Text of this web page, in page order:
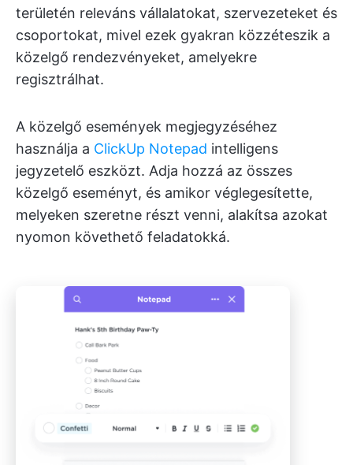
területén releváns vállalatokat, szervezeteket és
csoportokat, mivel ezek gyakran közzéteszik a
közelgő rendezvényeket, amelyekre
regisztrálhat.
A közelgő események megjegyzéséhez
használja a ClickUp Notepad intelligens
jegyzetelő eszközt. Adja hozzá az összes
közelgő eseményt, és amikor véglegesítette,
melyeken szeretne részt venni, alakítsa azokat
nyomon követhető feladatokká.